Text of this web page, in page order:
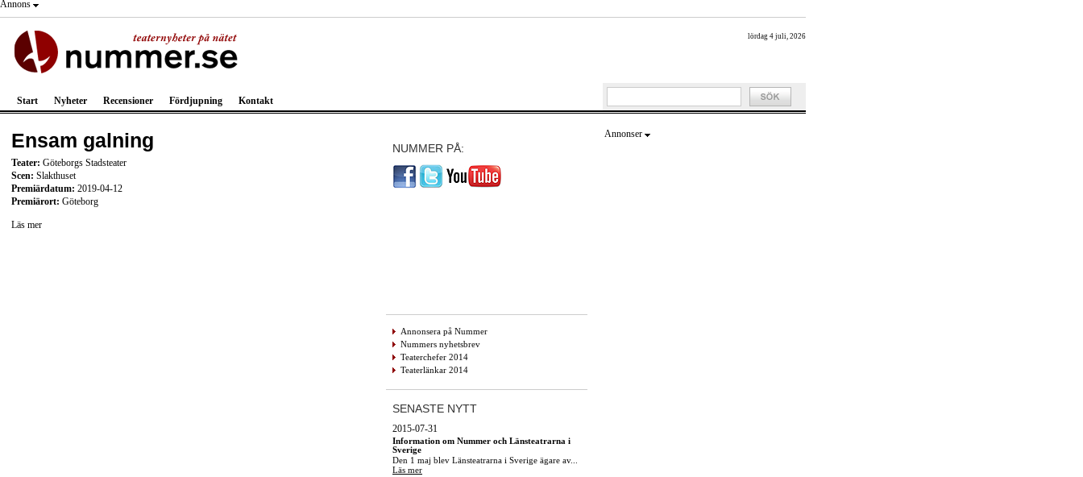
Annons
lördag 4 juli, 2026
Start Nyheter Recensioner Fördjupning Kontakt
Ensam galning
Teater: Göteborgs Stadsteater
Scen: Slakthuset
Premiärdatum: 2019-04-12
Premiärort: Göteborg
Läs mer
NUMMER PÅ:
Annonsera på Nummer
Nummers nyhetsbrev
Teaterchefer 2014
Teaterlänkar 2014
SENASTE NYTT
2015-07-31
Information om Nummer och Länsteatrarna i
Sverige
Den 1 maj blev Länsteatrarna i Sverige ägare av...
Läs mer
Annonser